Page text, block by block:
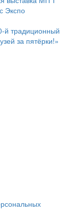
Экспо
й традиционный
за пятёрки!»